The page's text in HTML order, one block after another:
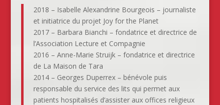
2018 – Isabelle Alexandrine Bourgeois – journaliste
et initiatrice du projet Joy for the Planet
2017 – Barbara Bianchi – fondatrice et directrice de
l’Association Lecture et Compagnie
2016 – Anne-Marie Struijk – fondatrice et directrice
de La Maison de Tara
2014 – Georges Duperrex – bénévole puis
responsable du service des lits qui permet aux
patients hospitalisés d’assister aux offices religieux